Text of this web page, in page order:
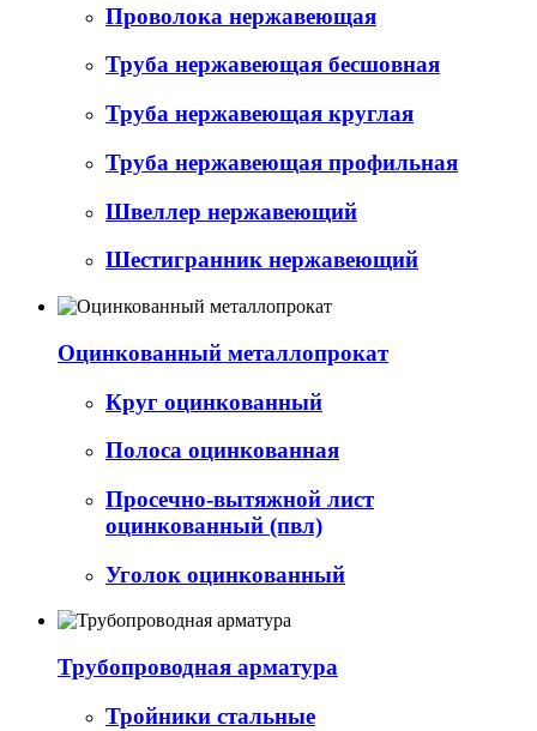
Проволока нержавеющая
Труба нержавеющая бесшовная
Труба нержавеющая круглая
Труба нержавеющая профильная
Швеллер нержавеющий
Шестигранник нержавеющий
Оцинкованный металлопрокат
Круг оцинкованный
Полоса оцинкованная
Просечно-вытяжной лист
оцинкованный (пвл)
Уголок оцинкованный
Трубопроводная арматура
Тройники стальные